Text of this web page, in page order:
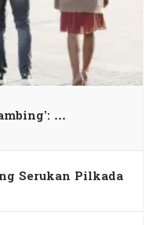
…
Serukan Pilkada